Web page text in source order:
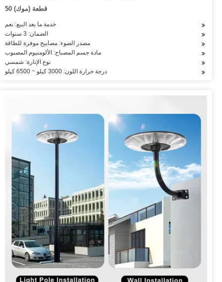
50 قطعة (موك)
خدمة ما بعد البيع: نعم
الضمان: 3 سنوات
مصدر الضوء: مصابيح موفرة للطاقة
مادة جسم المصباح: الألومنيوم المصبوب
نوع الإنارة: شمسي
درجة حرارة اللون: 3000 كيلو ~ 6500 كيلو